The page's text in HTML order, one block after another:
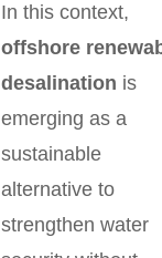
In this context,
offshore
desalination is
emerging as a
sustainable
alternative to
strengthen water